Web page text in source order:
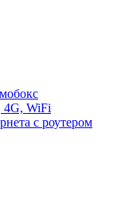
4G, WiFi
с роутером